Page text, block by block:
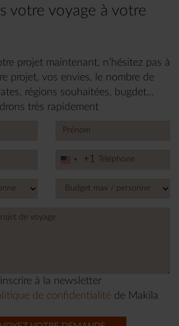
votre voyage à votre
projet maintenant, n’hésitez pas à
projet, vos envies, le nombre de
régions souhaitées, bugdet...
très rapidement
United
+1
+1
à la newsletter
de confidentialité de Makila